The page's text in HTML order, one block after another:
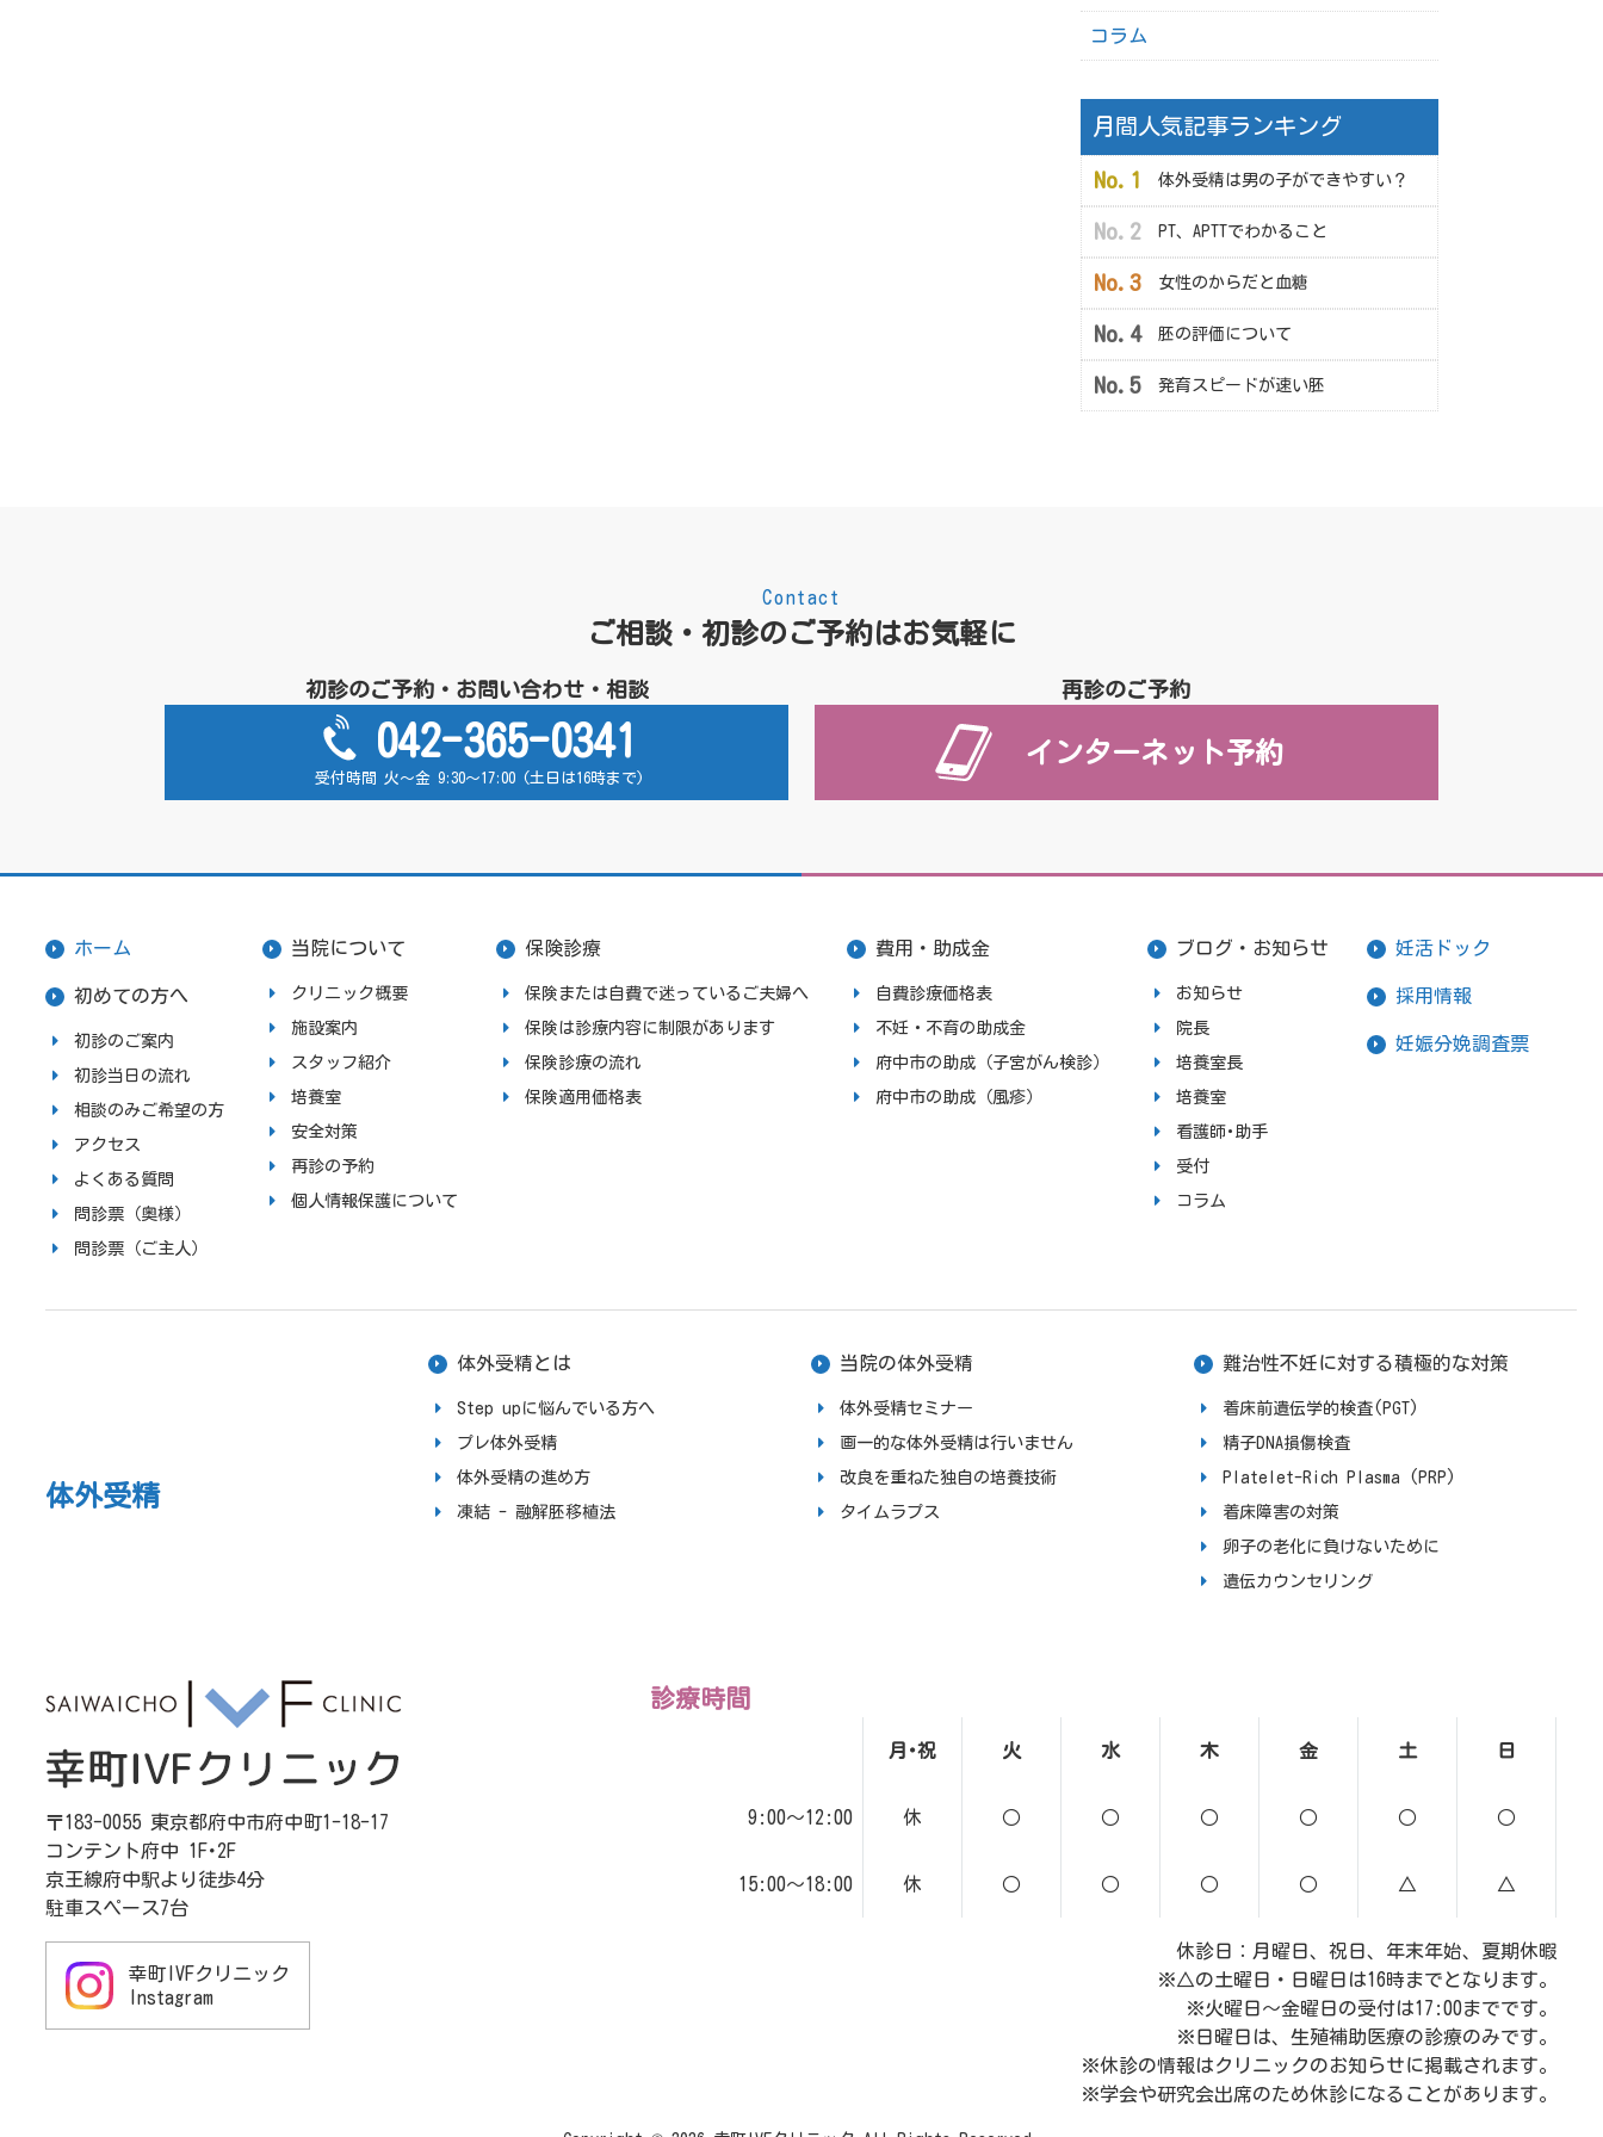
コラム
月間人気記事ランキング
体外受精は男の子ができやすい？
PT、APTTでわかること
女性のからだと血糖
胚の評価について
発育スピードが速い胚
ご相談・初診のご予約はお気軽に
Contact
初診のご予約・お問い合わせ・相談
042-365-0341
受付時間 火～金 9:30～17:00 (土日は16時まで)
再診のご予約
インターネット予約
ホーム
初めての方へ
初診のご案内
初診当日の流れ
相談のみご希望の方
アクセス
よくある質問
問診票（奥様）
問診票（ご主人）
当院について
クリニック概要
施設案内
スタッフ紹介
培養室
安全対策
再診の予約
個人情報保護について
保険診療
保険または自費で迷っているご夫婦へ
保険は診療内容に制限があります
保険診療の流れ
保険適用価格表
費用・助成金
自費診療価格表
不妊・不育の助成金
府中市の助成（子宮がん検診）
府中市の助成（風疹）
ブログ・お知らせ
お知らせ
院長
培養室長
培養室
看護師･助手
受付
コラム
妊活ドック
採用情報
妊娠分娩調査票
体外受精
体外受精とは
Step upに悩んでいる方へ
プレ体外受精
体外受精の進め方
凍結 - 融解胚移植法
当院の体外受精
体外受精セミナー
画一的な体外受精は行いません
改良を重ねた独自の培養技術
タイムラプス
難治性不妊に対する積極的な対策
着床前遺伝学的検査(PGT)
精子DNA損傷検査
Platelet-Rich Plasma (PRP)
着床障害の対策
卵子の老化に負けないために
遺伝カウンセリング
〒183-0055 東京都府中市府中町1-18-17
コンテント府中 1F･2F
京王線府中駅より徒歩4分
駐車スペース7台
幸町IVFクリニック
Instagram
診療時間
月･祝 火 水 木 金 土 日
9:00～12:00 休 ○ ○ ○ ○ ○ ○
15:00～18:00 休 ○ ○ ○ ○ △ △
休診日：月曜日、祝日、年末年始、夏期休暇
※△の土曜日・日曜日は16時までとなります。
※火曜日～金曜日の受付は17:00までです。
※日曜日は、生殖補助医療の診療のみです。
※休診の情報はクリニックのお知らせに掲載されます。
※学会や研究会出席のため休診になることがあります。